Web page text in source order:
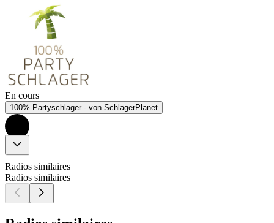
En cours
100% Partyschlager - von SchlagerPlanet
Radios similaires
Radios similaires